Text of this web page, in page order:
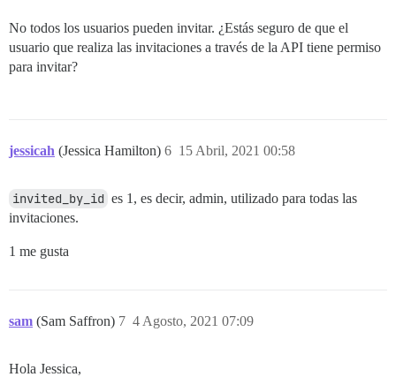
No todos los usuarios pueden invitar. ¿Estás seguro de que el
usuario que realiza las invitaciones a través de la API tiene permiso
para invitar?
jessicah (Jessica Hamilton) 15 Abril, 2021 00:58
6
invited_by_id es 1, es decir, admin, utilizado para todas las
invitaciones.
1 me gusta
sam (Sam Saffron) 4 Agosto, 2021 07:09
7
Hola Jessica,